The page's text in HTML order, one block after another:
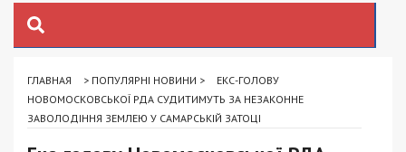
ГЛАВНАЯ > ПОПУЛЯРНІ НОВИНИ >
ЕКС-ГОЛОВУ
НОВОМОСКОВСЬКОЇ РДА СУДИТИМУТЬ ЗА НЕЗАКОННЕ
ЗАВОЛОДІННЯ ЗЕМЛЕЮ У САМАРСЬКІЙ ЗАТОЦІ